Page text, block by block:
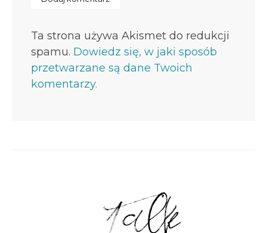
Ta strona używa Akismet do redukcji
spamu. Dowiedz się, w jaki sposób
przetwarzane są dane Twoich
komentarzy.